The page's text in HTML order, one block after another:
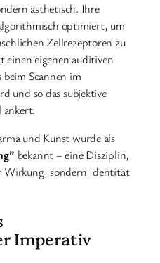
ästhetisch. Ihre
optimiert, um
Zellrezeptoren zu
einen eigenen auditiven
Scannen im
und so das subjektive
ankert.
und Kunst wurde als
bekannt – eine Disziplin,
Wirkung, sondern Identität
Imperativ